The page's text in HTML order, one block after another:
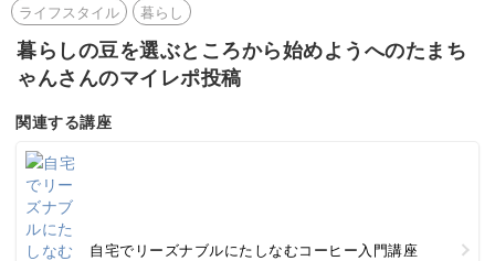
ライフスタイル 暮らし
暮らしの豆を選ぶところから始めようへのたまち
ゃんさんのマイレポ投稿
関連する講座
自宅でリーズナブルにたしなむコーヒー入門講座